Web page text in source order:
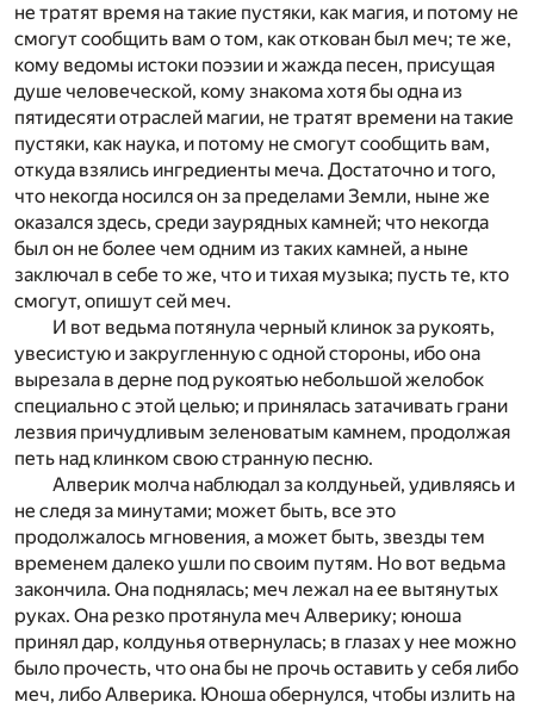
не тратят время на такие пустяки, как магия, и потому не
смогут сообщить вам о том, как откован был меч; те же,
кому ведомы истоки поэзии и жажда песен, присущая
душе человеческой, кому знакома хотя бы одна из
пятидесяти отраслей магии, не тратят времени на такие
пустяки, как наука, и потому не смогут сообщить вам,
откуда взялись ингредиенты меча. Достаточно и того,
что некогда носился он за пределами Земли, ныне же
оказался здесь, среди заурядных камней; что некогда
был он не более чем одним из таких камней, а ныне
заключал в себе то же, что и тихая музыка; пусть те, кто
смогут, опишут сей меч.
И вот ведьма потянула черный клинок за рукоять,
увесистую и закругленную с одной стороны, ибо она
вырезала в дерне под рукоятью небольшой желобок
специально с этой целью; и принялась затачивать грани
лезвия причудливым зеленоватым камнем, продолжая
петь над клинком свою странную песню.
Алверик молча наблюдал за колдуньей, удивляясь и
не следя за минутами; может быть, все это
продолжалось мгновения, а может быть, звезды тем
временем далеко ушли по своим путям. Но вот ведьма
закончила. Она поднялась; меч лежал на ее вытянутых
руках. Она резко протянула меч Алверику; юноша
принял дар, колдунья отвернулась; в глазах у нее можно
было прочесть, что она бы не прочь оставить у себя либо
меч, либо Алверика. Юноша обернулся, чтобы излить на